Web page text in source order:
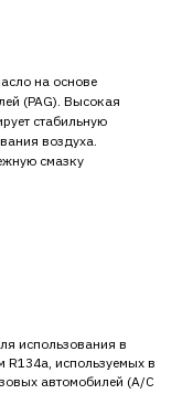
на основе
(PAG). Высокая
стабильную
воздуха.
смазку
использования в
R134a, используемых в
автомобилей (A/C